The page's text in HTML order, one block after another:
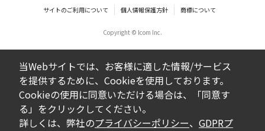
の転用は一切出来ません。
ダウンロードした取扱説明書およびその他す
べての掲載物の変更は一切行わないでくださ
い。お客様による内容の変更により、何らか
の欠陥が生じたとしても、弊社では一切の保
証をいたしません。また、内容の変更の結
果、万一お客様に損害が生じたとしても、弊
サイトのご利用について 個人情報保護方針 商標について
Copyright © Icom Inc.
当Webサイトでは、お客様に適した情報/サービス
を提供するために、Cookieを使用しております。
Cookieの使用に同意いただける場合は、「同意す
る」をクリックしてください。
詳しくは、弊社のプライバシーポリシー、 GDPRプ